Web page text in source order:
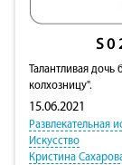
Талантливая
колхозницу".
15.06.2021
Развлекательная
Искусство
Кристина